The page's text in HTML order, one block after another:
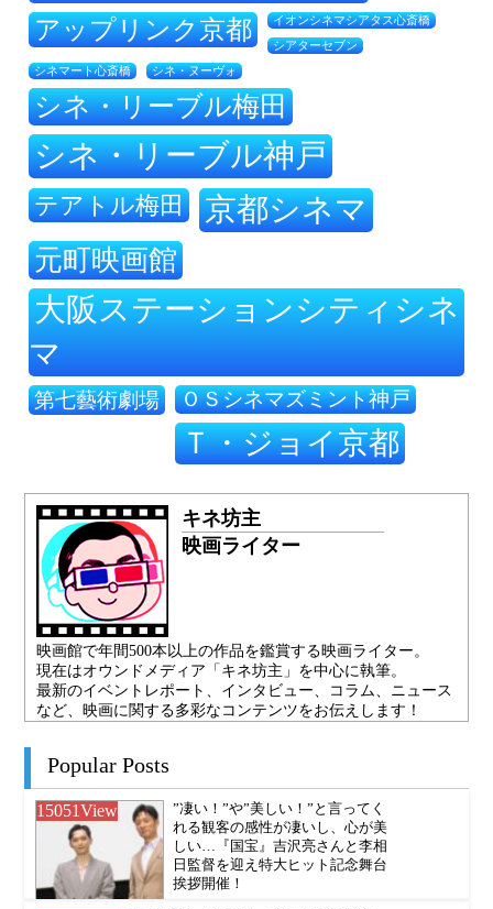
アップリンク京都 イオンシネマシアタス心斎橋
シアターセブン
シネマート心斎橋 シネ・ヌーヴォ
シネ・リーブル梅田
シネ・リーブル神戸
テアトル梅田 京都シネマ
元町映画館
大阪ステーションシティシネ
マ
第七藝術劇場 ＯＳシネマズミント神戸
Ｔ・ジョイ京都
キネ坊主
映画ライター
映画館で年間500本以上の作品を鑑賞する映画ライター。
現在はオウンドメディア「キネ坊主」を中心に執筆。
最新のイベントレポート、インタビュー、コラム、ニュース
など、映画に関する多彩なコンテンツをお伝えします！
Popular Posts
15051View
”凄い！”や”美しい！”と言ってく
れる観客の感性が凄いし、心が美
しい…『国宝』吉沢亮さんと李相
日監督を迎え特大ヒット記念舞台
挨拶開催！